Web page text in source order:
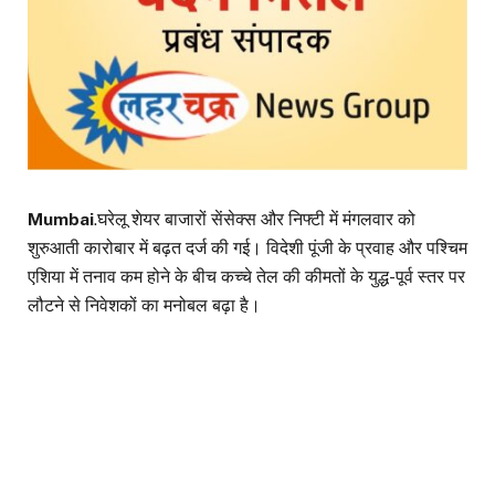
Mumbai.घरेलू शेयर बाजारों सेंसेक्स और निफ्टी में मंगलवार को
शुरुआती कारोबार में बढ़त दर्ज की गई। विदेशी पूंजी के प्रवाह और पश्चिम
एशिया में तनाव कम होने के बीच कच्चे तेल की कीमतों के युद्ध-पूर्व स्तर पर
लौटने से निवेशकों का मनोबल बढ़ा है।